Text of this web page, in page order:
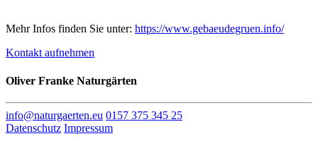
Mehr Infos finden Sie unter: https://www.gebaeudegruen.info/
Kontakt aufnehmen
Oliver Franke Naturgärten
info@naturgaerten.eu 0157 375 345 25
Datenschutz Impressum